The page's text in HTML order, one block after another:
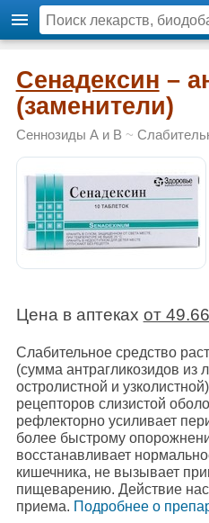
Сенадексин –
(заменители)
Сеннозиды А и В ~
Цена в аптеках от
Слабительное средство
(сумма антрагликозидов из
остролистной и
рецепторов слизистой
рефлекторно усиливает
более быстрому
восстанавливает
кишечника, не вызывает
пищеварению. Действие
приема. Подробнee о